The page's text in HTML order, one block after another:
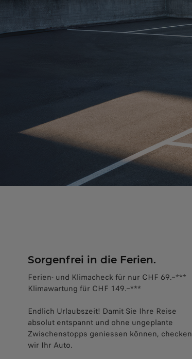
Sorgenfrei in die Ferien.
Ferien- und Klimacheck für nur CHF 69.–***
Klimawartung für CHF 149.–***
Endlich Urlaubszeit! Damit Sie Ihre Reise
absolut entspannt und ohne ungeplante
Zwischenstopps geniessen können, checken
wir Ihr Auto.